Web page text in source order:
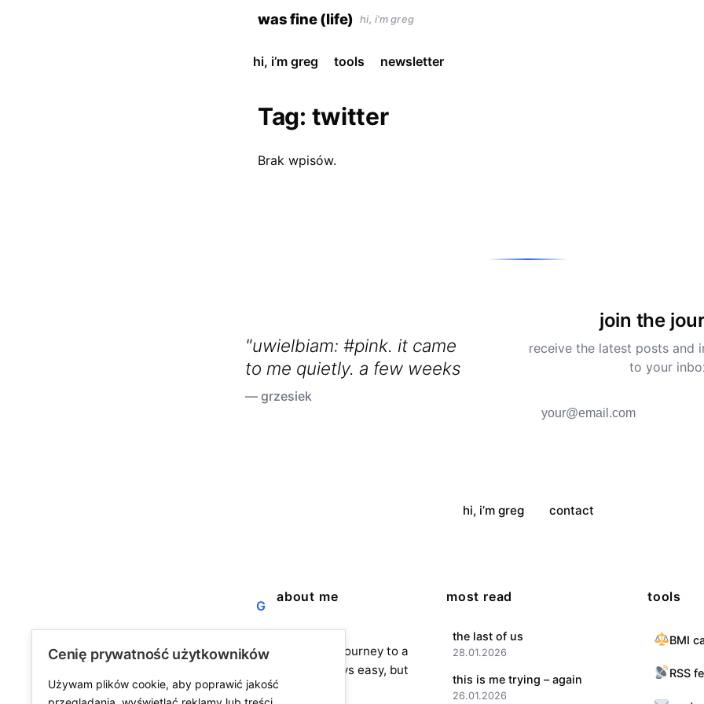
was fine (life) hi, i'm greg
hi, i’m greg tools newsletter
Tag: twitter
Brak wpisów.
"uwielbiam: #pink. it came
to me quietly. a few weeks
ago. maybe months. hard
— grzesiek
join the
receive the latest posts and
to your
hi, i’m greg contact
G
about me
a blog about the journey to a
fine life. not always easy, but
always worth it.
most read
the last of us
28.01.2026
this is me trying – again
26.01.2026
tools
BMI
RSS
Cenię prywatność użytkowników
Używam plików cookie, aby poprawić jakość